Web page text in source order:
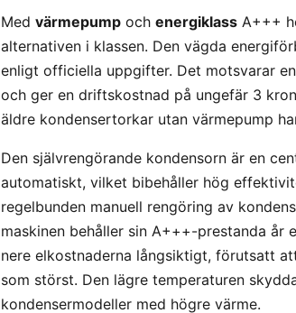
Med värmepump och energiklass A+++
alternativen i klassen. Den vägda
enligt officiella uppgifter. Det motsvarar
och ger en driftskostnad på ungefär 3
äldre kondensertorkar utan värmepump
Den självrengörande kondensorn är en
automatiskt, vilket bibehåller hög
regelbunden manuell rengöring av
maskinen behåller sin A+++-prestanda år
nere elkostnaderna långsiktigt, förutsatt
som störst. Den lägre temperaturen
kondensermodeller med högre värme.